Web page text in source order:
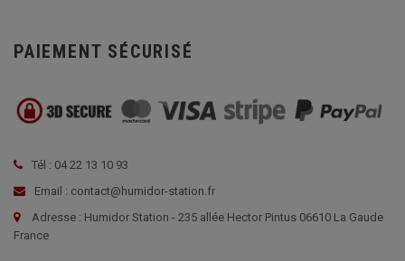
PAIEMENT SÉCURISÉ
Tél : 04 22 13 10 93
Email : contact@humidor-station.fr
Adresse : Humidor Station - 235 allée Hector Pintus 06610 La Gaude
France